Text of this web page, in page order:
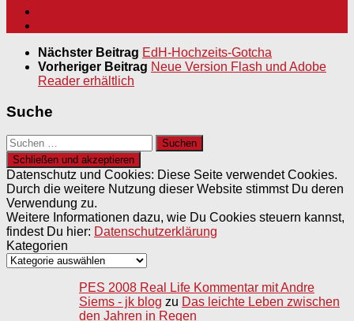
Nächster Beitrag EdH-Hochzeits-Gotcha
Vorheriger Beitrag Neue Version Flash und Adobe
Reader erhältlich
Suche
Suchen
nach:
Datenschutz und Cookies: Diese Seite verwendet Cookies.
Durch die weitere Nutzung dieser Website stimmst Du deren
Verwendung zu.
Weitere Informationen dazu, wie Du Cookies steuern kannst,
findest Du hier: Datenschutzerklärung
Kategorien
PES 2008 Real Life Kommentar mit Andre
Siems - jk blog zu Das leichte Leben zwischen
den Jahren in Regen